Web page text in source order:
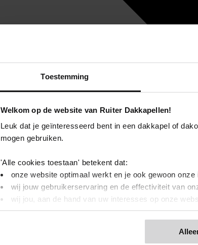
Toestemming
Welkom op de website van Ruiter Dakkapellen!
Leuk dat je geïnteresseerd bent in een dakkapel of
mogen gebruiken.
'Alle cookies toestaan' betekent dat:
onze website optimaal werkt en je ook gewoon
wij jouw gebruikerservaring en de effectiviteit van
wij jou, aan de hand van uw interesses op onze
je onze video’s niet kunt bekijken, zonde toch…?